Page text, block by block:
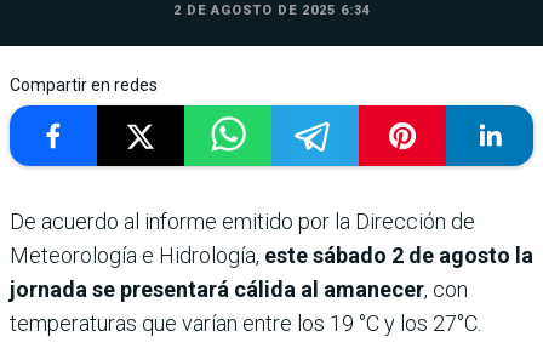
2 DE AGOSTO DE 2025 6:34
Compartir en redes
De acuerdo al informe emitido por la Dirección de
Meteorología e Hidrología, este sábado 2 de agosto la
jornada se presentará cálida al amanecer, con
temperaturas que varían entre los 19 °C y los 27°C.